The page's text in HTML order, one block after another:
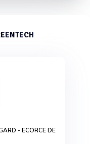
- ECORCE DE